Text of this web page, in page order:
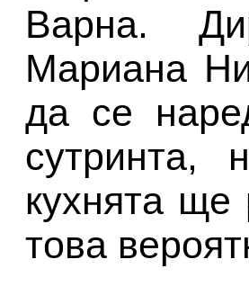
Варна.
Мариана
да се
сутринта,
кухнята ще
това